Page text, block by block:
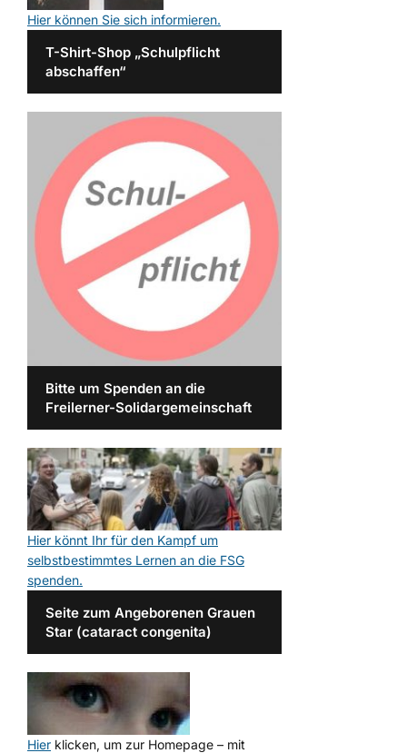
Hier können Sie sich informieren.
T-Shirt-Shop „Schulpflicht
abschaffen“
Bitte um Spenden an die
Freilerner-Solidargemeinschaft
Hier könnt Ihr für den Kampf um
selbstbestimmtes Lernen an die FSG
spenden.
Seite zum Angeborenen Grauen
Star (cataract congenita)
Hier klicken, um zur Homepage – mit